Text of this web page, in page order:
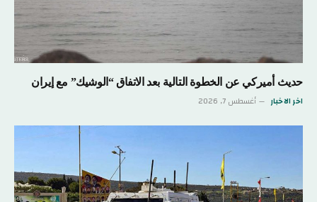
حديث أميركي عن الخطوة التالية بعد الاتفاق “الوشيك” مع إيران
اخر الاخبار أغسطس 7, 2026